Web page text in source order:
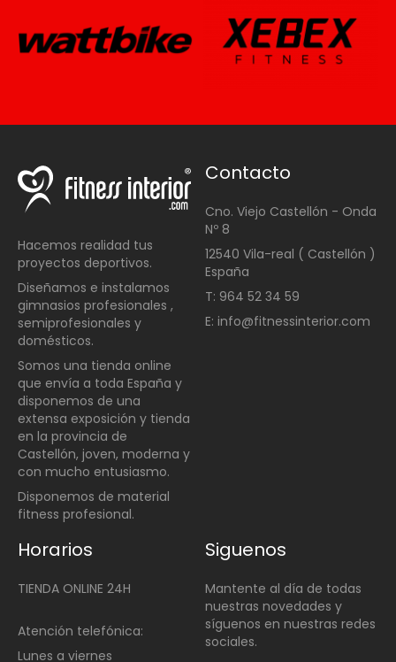
Hacemos realidad tus
proyectos deportivos.
Diseñamos e instalamos
gimnasios profesionales ,
semiprofesionales y
domésticos.
Somos una tienda online
que envía a toda España y
disponemos de una
extensa exposición y tienda
en la provincia de
Castellón, joven, moderna y
con mucho entusiasmo.
Disponemos de material
fitness profesional.
Contacto
Cno. Viejo Castellón - Onda
Nº 8
12540 Vila-real ( Castellón )
España
T: 964 52 34 59
E: info@fitnessinterior.com
Horarios
TIENDA ONLINE 24H
Atención telefónica:
Lunes a viernes
Siguenos
Mantente al día de todas
nuestras novedades y
síguenos en nuestras redes
sociales.